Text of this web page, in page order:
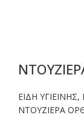
ΕΙΔΗ ΥΓΙΕΙΝΗΣ,
NTOYΖΙΕΡΑ